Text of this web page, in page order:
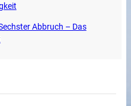
Abbruch – Das